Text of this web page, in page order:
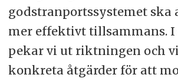
godstranportssystemet ska
mer effektivt tillsammans. I
pekar vi ut riktningen och
konkreta åtgärder för att